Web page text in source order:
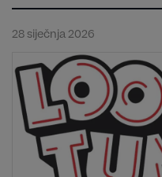
28 siječnja 2026